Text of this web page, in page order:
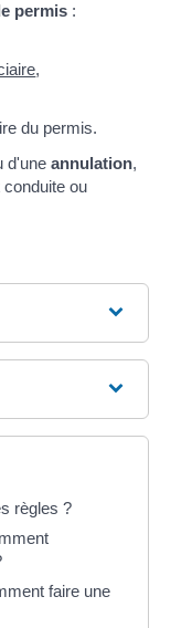
permis :
,
du permis.
d'uneannulation,
conduite ou
règles ?
faire une